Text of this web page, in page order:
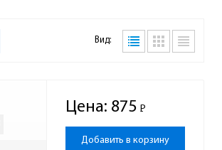
Вид:
Цена: 875 Р
-
Добавить в корзину